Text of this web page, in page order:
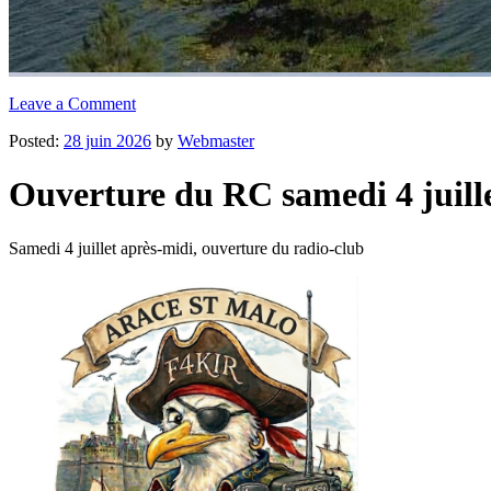
Leave a Comment
Posted: 28 juin 2026 by Webmaster
Ouverture du RC samedi 4
Samedi 4 juillet après-midi, ouverture du radio-club